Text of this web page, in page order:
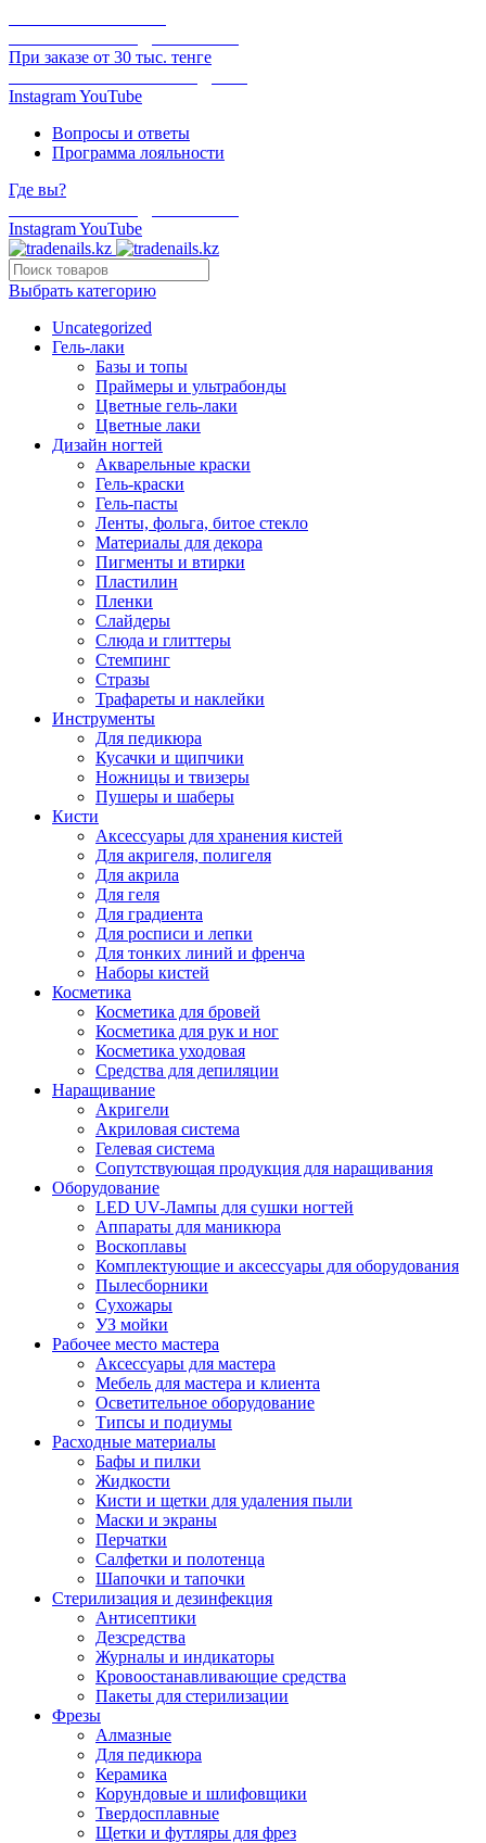
При заказе от 30 тыс. тенге
InstagramYouTube
Вопросы и ответы
Программа лояльности
Где вы?
InstagramYouTube
Выбрать категорию
Uncategorized
Гель-лаки
Базы и топы
Праймеры и ультрабонды
Цветные гель-лаки
Цветные лаки
Дизайн ногтей
Акварельные краски
Гель-краски
Гель-пасты
Ленты, фольга, битое стекло
Материалы для декора
Пигменты и втирки
Пластилин
Пленки
Слайдеры
Слюда и глиттеры
Стемпинг
Стразы
Трафареты и наклейки
Инструменты
Для педикюра
Кусачки и щипчики
Ножницы и твизеры
Пушеры и шаберы
Кисти
Аксессуары для хранения кистей
Для акригеля, полигеля
Для акрила
Для геля
Для градиента
Для росписи и лепки
Для тонких линий и френча
Наборы кистей
Косметика
Косметика для бровей
Косметика для рук и ног
Косметика уходовая
Средства для депиляции
Наращивание
Акригели
Акриловая система
Гелевая система
Сопутствующая продукция для наращивания
Оборудование
LED UV-Лампы для сушки ногтей
Аппараты для маникюра
Воскоплавы
Комплектующие и аксессуары для оборудования
Пылесборники
Сухожары
УЗ мойки
Рабочее место мастера
Аксессуары для мастера
Мебель для мастера и клиента
Осветительное оборудование
Типсы и подиумы
Расходные материалы
Бафы и пилки
Жидкости
Кисти и щетки для удаления пыли
Маски и экраны
Перчатки
Салфетки и полотенца
Шапочки и тапочки
Стерилизация и дезинфекция
Антисептики
Дезсредства
Журналы и индикаторы
Кровоостанавливающие средства
Пакеты для стерилизации
Фрезы
Алмазные
Для педикюра
Керамика
Корундовые и шлифовщики
Твердосплавные
Щетки и футляры для фрез